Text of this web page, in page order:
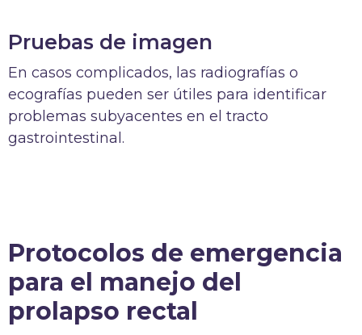
Pruebas de imagen
En casos complicados, las radiografías o
ecografías pueden ser útiles para identificar
problemas subyacentes en el tracto
gastrointestinal.
Protocolos de emergencia
para el manejo del
prolapso rectal